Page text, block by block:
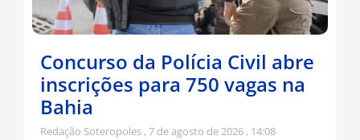
Concurso da Polícia Civil abre
inscrições para 750 vagas na
Bahia
Redação Soteropoles 7 de agosto de 2026 14:08